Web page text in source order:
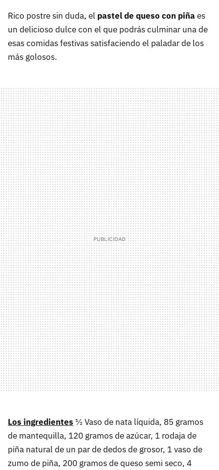
Rico postre sin duda, el pastel de queso con piñaes
un delicioso dulce con el que podrás culminar una de
esas comidas festivas satisfaciendo el paladar de los
más golosos.
Los ingredientes ½ Vaso de nata líquida, 85 gramos
de mantequilla, 120 gramos de azúcar, 1 rodaja de
piña natural de un par de dedos de grosor, 1 vaso de
zumo de piña, 200 gramos de queso semi seco, 4